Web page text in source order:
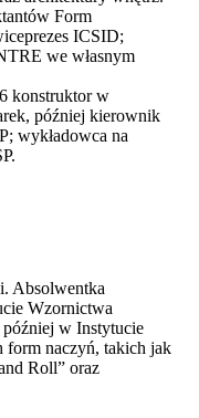
Form
ICSID;
we własnym
konstruktor w
później kierownik
wykładowca na
Absolwentka
Wzornictwa
później w Instytucie
form naczyń, takich jak
Roll” oraz